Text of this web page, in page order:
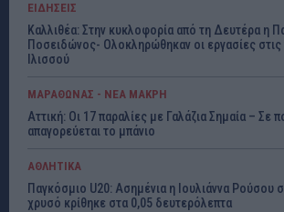
ΕΙΔΗΣΕΙΣ
Καλλιθέα: Στην κυκλοφορία από τη Δευτέρα η
Ποσειδώνος- Ολοκληρώθηκαν οι εργασίες
Ιλισσού
ΜΑΡΑΘΩΝΑΣ - ΝΕΑ ΜΑΚΡΗ
Αττική: Οι 17 παραλίες με Γαλάζια Σημαία – Σε
απαγορεύεται το μπάνιο
ΑΘΛΗΤΙΚΑ
Παγκόσμιο U20: Ασημένια η Ιουλιάννα Ρούσου
χρυσό κρίθηκε στα 0,05 δευτερόλεπτα